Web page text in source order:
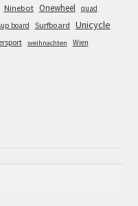
Ninebot Onewheel quad
board Surfboard Unicycle
weihnachten
Wien